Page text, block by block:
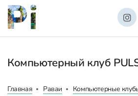
Компьютерный клуб
Главная Раваи Компьютерные